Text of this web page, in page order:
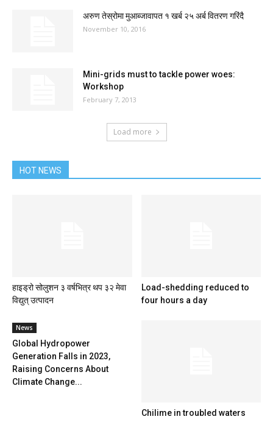
अरुण तेस्रोमा मुआब्जावापत १ खर्ब २५ अर्ब वितरण गरिंदै
November 10, 2016
Mini-grids must to tackle power woes:
Workshop
February 7, 2013
Load more
HOT NEWS
हाइड्रो सोलुशन ३ वर्षभित्र थप ३२ मेवा
विद्युत् उत्पादन
Load-shedding reduced to
four hours a day
News
Global Hydropower
Generation Falls in 2023,
Raising Concerns About
Climate Change...
Chilime in troubled waters